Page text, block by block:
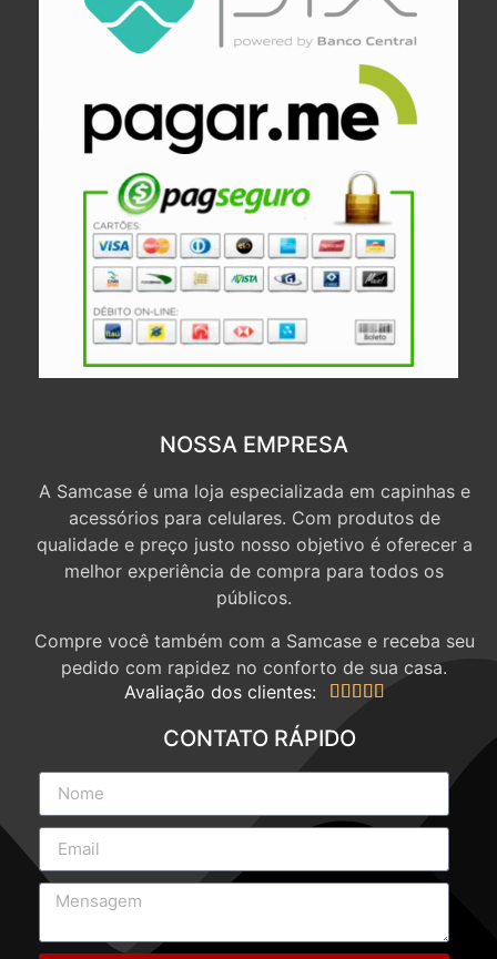
NOSSA EMPRESA
A Samcase é uma loja especializada em capinhas e
acessórios para celulares. Com produtos de
qualidade e preço justo nosso objetivo é oferecer a
melhor experiência de compra para todos os
públicos.
Compre você também com a Samcase e receba seu
pedido com rapidez no conforto de sua casa.
Avaliação dos clientes:
    
CONTATO RÁPIDO